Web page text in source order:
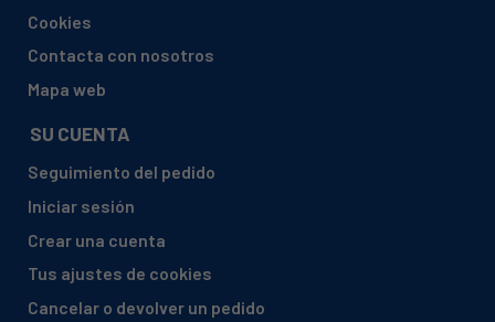
Cookies
Contacta con nosotros
Mapa web
SU CUENTA
Seguimiento del pedido
Iniciar sesión
Crear una cuenta
Tus ajustes de cookies
Cancelar o devolver un pedido